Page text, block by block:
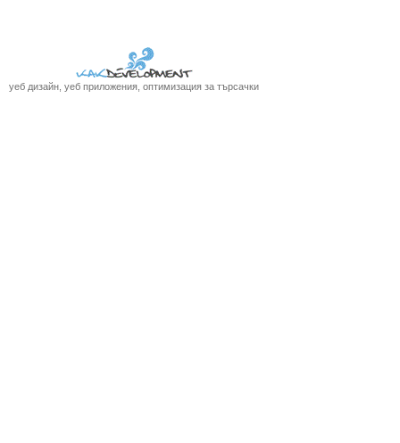
уеб дизайн, уеб приложения, оптимизация за търсачки